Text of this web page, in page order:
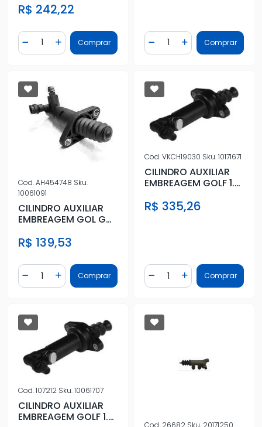
R$ 242,22
Diminuir Quantidade
Quantidade
Adicionar Quantidade
Comprar Diminuir Quantidade
Quantidade
AdicionarComprar
Cod.AH454748 Sku.
10061091
CILINDRO AUXILIAR
EMBREAGEM GOL GV
R$ 139,53
Diminuir Quantidade
Quantidade
Adicionar Quantidade
Comprar
Cod.VKCH19030 Sku.10171671
CILINDRO AUXILIAR
EMBREAGEM GOLF 1.8
R$ 335,26
Diminuir Quantidade
Quantidade
AdicionarComprar
Cod.107212 Sku.10061707
CILINDRO AUXILIAR
EMBREAGEM GOLF 1.8